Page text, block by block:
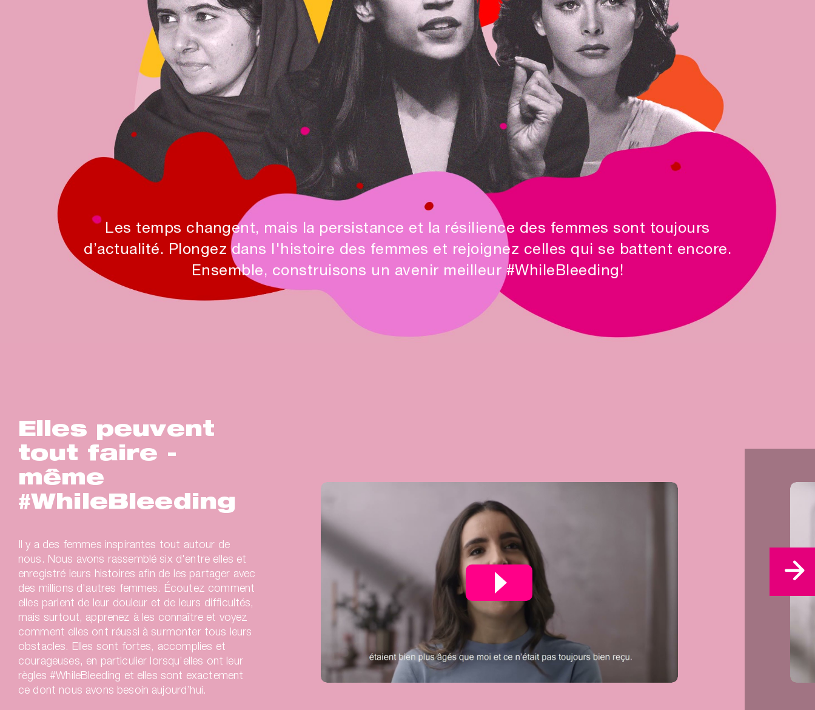
Les temps changent, mais la persistance et la résilience des femmes sont toujours
d’actualité. Plongez dans l'histoire des femmes et rejoignez celles qui se battent encore.
Ensemble, construisons un avenir meilleur #WhileBleeding!
Elles peuvent
tout faire -
même
#WhileBleeding
Il y a des femmes inspirantes tout autour de
nous. Nous avons rassemblé six d'entre elles et
enregistré leurs histoires afin de les partager avec
des millions d'autres femmes. Écoutez comment
elles parlent de leur douleur et de leurs difficultés,
mais surtout, apprenez à les connaître et voyez
comment elles ont réussi à surmonter tous leurs
obstacles. Elles sont fortes, accomplies et
courageuses, en particulier lorsqu’elles ont leur
règles #WhileBleeding et elles sont exactement
ce dont nous avons besoin aujourd’hui.